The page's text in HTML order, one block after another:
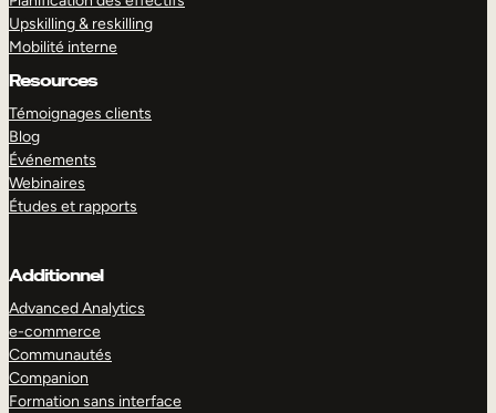
Upskilling & reskilling
Mobilité interne
Resources
Témoignages clients
Blog
Événements
Webinaires
Études et rapports
Additionnel
Advanced Analytics
e-commerce
Communautés
Companion
Formation sans interface